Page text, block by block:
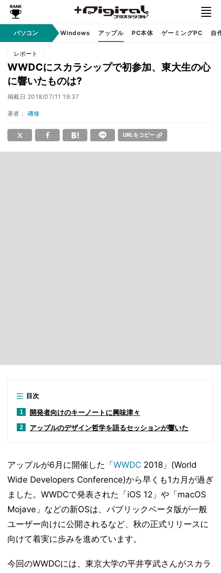
パソコン Windows アップル PC本体 ゲーミングPC 自
レポート
WWDCにスカラシップで初参加、東大生の心
に響いたものは?
掲載日 2018/07/11 19:37
著者： 磯修
URLをコピー
目次
1 開発者向けのキーノートに興味津々
2 アップルのデザイン哲学を語るセッションが響いた
アップルが6月に開催した「 WWDC 2018」(World
Wide Developers Conference)から早くも1カ月が過ぎ
ました。WWDCで発表された「iOS 12」や「macOS
Mojave」などの新OSは、パブリックベータ版が一般
ユーザー向けに公開されるなど、秋の正式リリースに
向けて着実に歩みを進めています。
今回のWWDCには、東京大学の平井亨武さんがスカラ